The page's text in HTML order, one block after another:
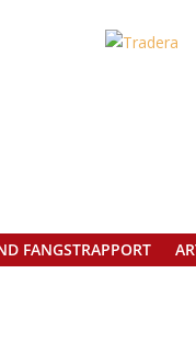
FANGSTRAPPORT